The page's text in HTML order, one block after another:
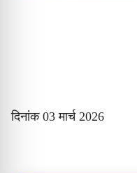
दिनांक 03 मार्च 2026